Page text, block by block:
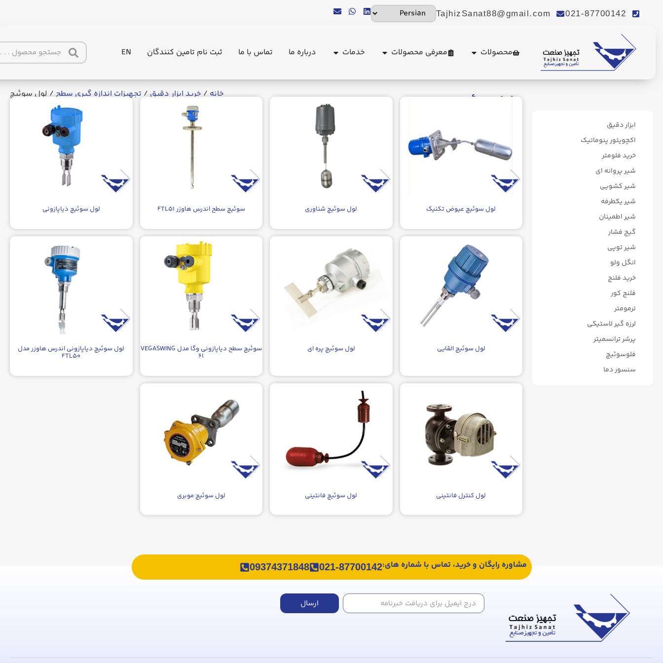
021-87700142
TajhizSanat88@gmail.com
محصولات معرفی محصولات خدمات درباره ما تماس با ما ثبت نام تامین کنندگان EN
ابزار دقیق
اکچویتور پنوماتیک
خرید فلومتر
شیر پروانه ای
شیر کشویی
شیر یکطرفه
شیر اطمینان
گیج فشار
شیر توپی
انگل ولو
خرید فلنج
فلنج کور
ترمومتر
لرزه گیر لاستیکی
پرشر ترانسمیتر
فلوسوئیچ
سنسور دما
لول سوئیچ خانه/خرید ابزار دقیق/ تجهیزات اندازه گیری سطح/ لول سوئیچ
لول سوئیچ عیوض تکنیک لول سوئیچ شناوری سوئیچ سطح اندرس هاوزر FTL۵۱ لول سوئیچ دیاپازونی
لول سوئیچ القایی لول سوئیچ پره ای سوئیچ سطح دیاپازونی وگا مدل VEGASWING
۶۱
لول سوئیچ دیاپازونی اندرس هاوزر مدل
FTL۵۰
لول کنترل فانتینی لول سوئیچ فانتینی لول سوئیچ موبری
مشاوره رایگان و خرید، تماس با شماره های:021-87700142
09374371848
ارسال